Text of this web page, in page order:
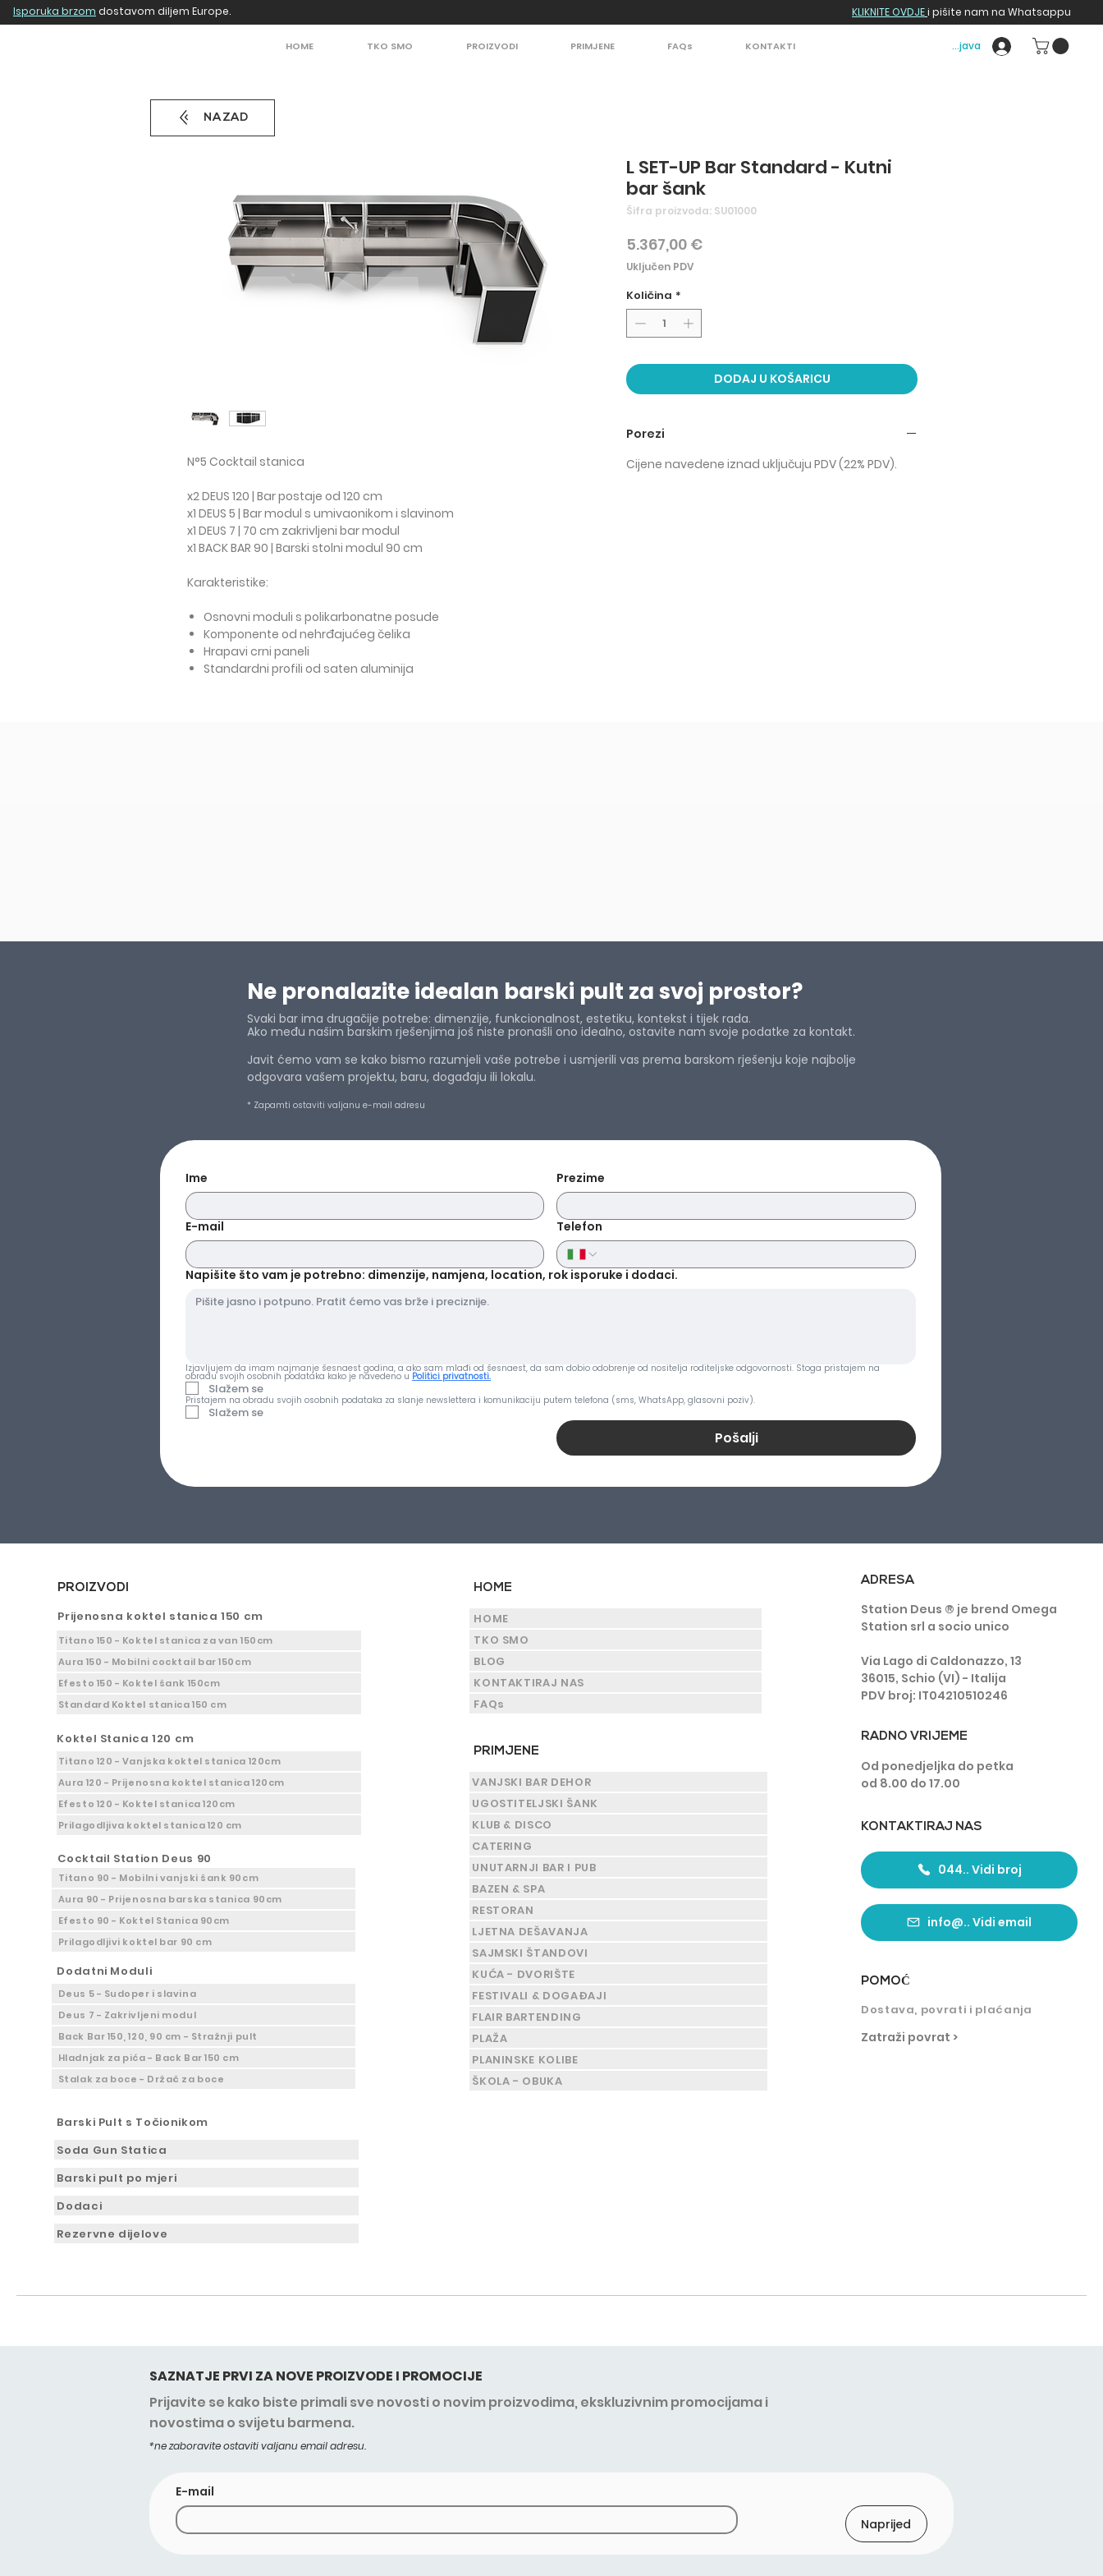
Isporuka brzom dostavom diljem Europe. KLIKNITE OVDJEi pišite nam na Whatsappu
HOME TKO SMO PROIZVODI PRIMJENE FAQs KONTAKTI Prijava
NAZAD
N°5 Cocktail stanica
x2 DEUS 120 | Bar postaje od 120 cm
x1 DEUS 5 | Bar modul s umivaonikom i slavinom
x1 DEUS 7 | 70 cm zakrivljeni bar modul
x1 BACK BAR 90 | Barski stolni modul 90 cm
Karakteristike:
Osnovni moduli s polikarbonatne posude
Komponente od nehrđajućeg čelika
Hrapavi crni paneli
Standardni profili od saten aluminija
L SET-UP Bar Standard - Kutni
bar šank
Šifra proizvoda: SU01000
5.367,00 €Cijena
Uključen PDV
Količina *
DODAJ U KOŠARICU
Porezi
Cijene navedene iznad uključuju PDV (22% PDV).
Ne pronalazite idealan barski pult za svoj prostor?
Svaki bar ima drugačije potrebe: dimenzije, funkcionalnost, estetiku, kontekst i tijek rada.
Ako među našim barskim rješenjima još niste pronašli ono idealno, ostavite nam svoje podatke za kontakt.
Javit ćemo vam se kako bismo razumjeli vaše potrebe i usmjerili vas prema barskom rješenju koje najbolje
odgovara vašem projektu, baru, događaju ili lokalu.
* Zapamti ostaviti valjanu e-mail adresu
Ime Prezime
E-mail Telefon
Napišite što vam je potrebno: dimenzije, namjena, location, rok isporuke i dodaci.
Izjavljujem da imam najmanje šesnaest godina, a ako sam mlađi od šesnaest, da sam dobio odobrenje od nositelja roditeljske odgovornosti. Stoga pristajem na
obradu svojih osobnih podataka kako je navedeno u Politici privatnosti.
Slažem se
Pristajem na obradu svojih osobnih podataka za slanje newslettera i komunikaciju putem telefona (sms, WhatsApp, glasovni poziv).
Slažem se
Pošalji
PROIZVODI
Prijenosna koktel stanica 150 cm
Titano 150 - Koktel stanica za van 150cm
Aura 150 - Mobilni cocktail bar 150cm
Efesto 150 - Koktel šank 150cm
Standard Koktel stanica 150 cm
Koktel Stanica 120 cm
Titano 120 - Vanjska koktel stanica 120cm
Aura 120 - Prijenosna koktel stanica 120cm
Efesto 120 - Koktel stanica 120cm
Prilagodljiva koktel stanica 120 cm
Cocktail Station Deus 90
Titano 90 - Mobilni vanjski šank 90cm
Aura 90 - Prijenosna barska stanica 90cm
Efesto 90 - Koktel Stanica 90cm
Prilagodljivi koktel bar 90 cm
Dodatni Moduli
Deus 5 - Sudoper i slavina
Deus 7 - Zakrivljeni modul
Back Bar 150, 120, 90 cm - Stražnji pult
Hladnjak za pića - Back Bar 150 cm
Stalak za boce - Držač za boce
Barski Pult s Točionikom
Soda Gun Statica
Barski pult po mjeri
Dodaci
Rezervne dijelove
HOME
HOME
TKO SMO
BLOG
KONTAKTIRAJ NAS
FAQs
PRIMJENE
VANJSKI BAR DEHOR
UGOSTITELJSKI ŠANK
KLUB & DISCO
CATERING
UNUTARNJI BAR I PUB
BAZEN & SPA
RESTORAN
LJETNA DEŠAVANJA
SAJMSKI ŠTANDOVI
KUĆA - DVORIŠTE
FESTIVALI & DOGAĐAJI
FLAIR BARTENDING
PLAŽA
PLANINSKE KOLIBE
ŠKOLA - OBUKA
ADRESA
Station Deus ® je brend Omega
Station srl a socio unico
Via Lago di Caldonazzo, 13
36015, Schio (VI) - Italija
PDV broj: IT04210510246
RADNO VRIJEME
Od ponedjeljka do petka
od 8.00 do 17.00
KONTAKTIRAJ NAS
044.. Vidi broj
info@.. Vidi email
POMOĆ
Dostava, povrati i plaćanja
Zatraži povrat >
SAZNATJE PRVI ZA NOVE PROIZVODE I PROMOCIJE
Prijavite se kako biste primali sve novosti o novim proizvodima, ekskluzivnim promocijama i
novostima o svijetu barmena.
*ne zaboravite ostaviti valjanu email adresu.
E-mail
Naprijed